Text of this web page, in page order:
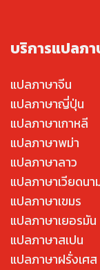
บริการแปลภา
แปลภาษาจีน
แปลภาษาญี่ปุ่น
แปลภาษาเกาหลี
แปลภาษาพม่า
แปลภาษาลาว
แปลภาษาเวียดนา
แปลภาษาเขมร
แปลภาษาเยอรมัน
แปลภาษาสเปน
แปลภาษาฝรั่งเศส